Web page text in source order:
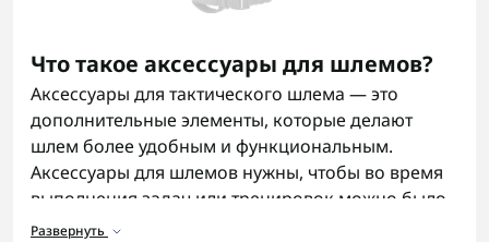
Что такое аксессуары для шлемов?
Аксессуары для тактического шлема — это
дополнительные элементы, которые делают
шлем более удобным и функциональным.
Аксессуары для шлемов нужны, чтобы во время
выполнения задач или тренировок можно было
быстро получить доступ к оборудованию,
Развернуть